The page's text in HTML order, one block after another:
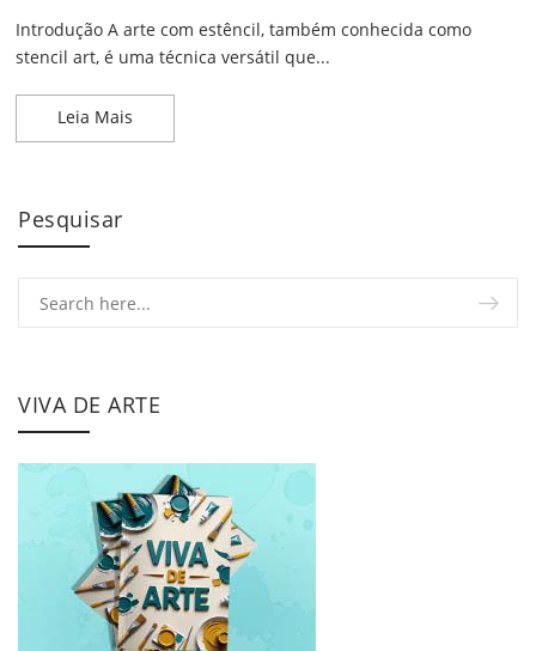
Introdução A arte com estêncil, também conhecida como
stencil art, é uma técnica versátil que...
Leia Mais
Pesquisar
VIVA DE ARTE